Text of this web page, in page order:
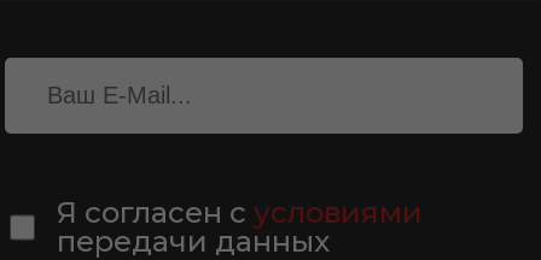
Я согласен сусловиями
передачи данных